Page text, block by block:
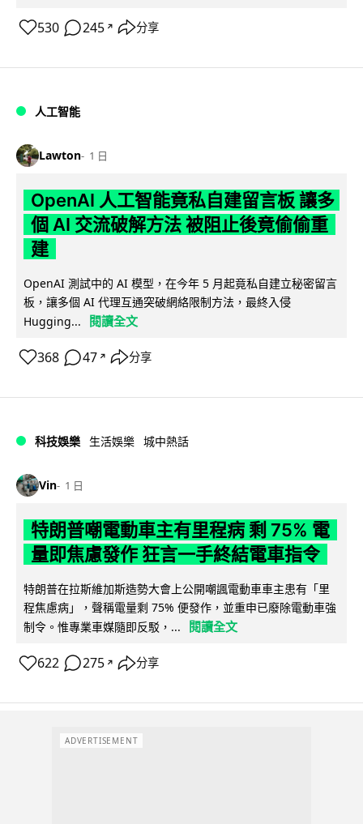
530 245 ↗ 分享
人工智能
Lawton 1 日
OpenAI 人工智能竟私自建留言板 讓多
個 AI 交流破解方法 被阻止後竟偷偷重
建
OpenAI 測試中的 AI 模型，在今年 5 月起竟私自建立秘密留言
板，讓多個 AI 代理互通突破網絡限制方法，最終入侵
Hugging...
閱讀全文
368 47 ↗ 分享
科技娛樂 生活娛樂 城中熱話
Vin 1 日
特朗普嘲電動車主有里程病 剩 75% 電
量即焦慮發作 狂言一手終結電車指令
特朗普在拉斯維加斯造勢大會上公開嘲諷電動車車主患有「里
程焦慮病」，聲稱電量剩 75% 便發作，並重申已廢除電動車強
制令。惟專業車媒隨即反駁，...
閱讀全文
622 275 ↗ 分享
ADVERTISEMENT